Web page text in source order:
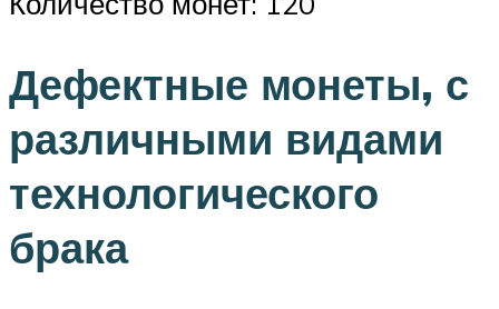
Дефектные монеты, с
различными видами
технологического
брака